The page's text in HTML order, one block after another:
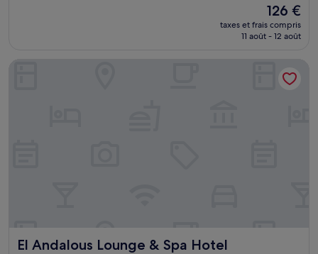
Le
nouveau
prix
126 €
126 €
taxes et frais compris
11 août - 12 août
El Andalous Lounge & Spa Hotel
El Andalous Lounge & Spa Hotel
El Andalous Lounge & Spa Hotel